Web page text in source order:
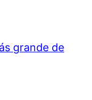
grande de